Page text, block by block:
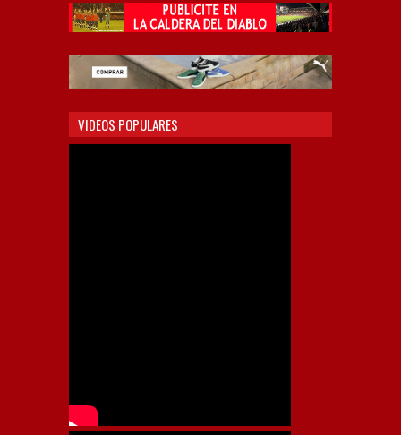
VIDEOS POPULARES